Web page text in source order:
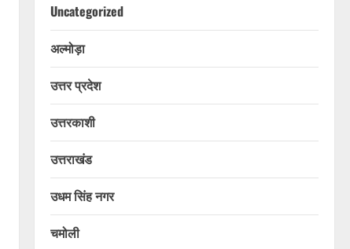
Uncategorized
अल्मोड़ा
उत्तर प्रदेश
उत्तरकाशी
उत्तराखंड
उधम सिंह नगर
चमोली